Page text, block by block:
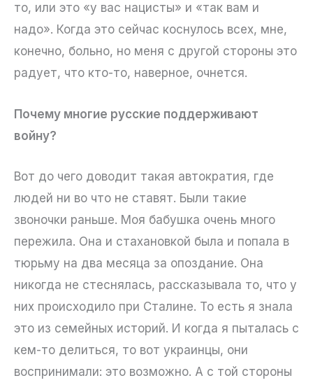
то, или это «у вас нацисты» и «так вам и
надо». Когда это сейчас коснулось всех, мне,
конечно, больно, но меня с другой стороны это
радует, что кто-то, наверное, очнется.
Почему многие русские поддерживают
войну?
Вот до чего доводит такая автократия, где
людей ни во что не ставят. Были такие
звоночки раньше. Моя бабушка очень много
пережила. Она и стахановкой была и попала в
тюрьму на два месяца за опоздание. Она
никогда не стеснялась, рассказывала то, что у
них происходило при Сталине. То есть я знала
это из семейных историй. И когда я пыталась с
кем-то делиться, то вот украинцы, они
воспринимали: это возможно. А с той стороны